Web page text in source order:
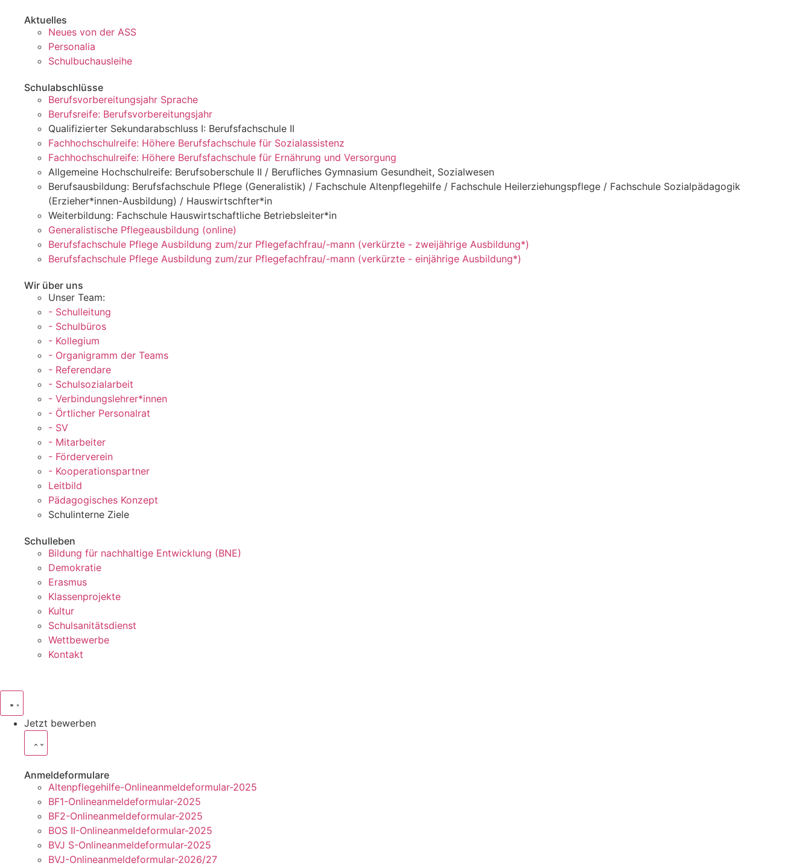
Aktuelles
Neues von der ASS
Personalia
Schulbuchausleihe
Schulabschlüsse
Berufsvorbereitungsjahr Sprache
Berufsreife: Berufsvorbereitungsjahr
Qualifizierter Sekundarabschluss I: Berufsfachschule II
Fachhochschulreife: Höhere Berufsfachschule für Sozialassistenz
Fachhochschulreife: Höhere Berufsfachschule für Ernährung und Versorgung
Allgemeine Hochschulreife: Berufsoberschule II / Berufliches Gymnasium Gesundheit, Sozialwesen
Berufsausbildung: Berufsfachschule Pflege (Generalistik) / Fachschule Altenpflegehilfe / Fachschule Heilerziehungspflege / Fachschule Sozialpädagogik
(Erzieher*innen-Ausbildung) / Hauswirtschfter*in
Weiterbildung: Fachschule Hauswirtschaftliche Betriebsleiter*in
Generalistische Pflegeausbildung (online)
Berufsfachschule Pflege Ausbildung zum/zur Pflegefachfrau/-mann (verkürzte - zweijährige Ausbildung*)
Berufsfachschule Pflege Ausbildung zum/zur Pflegefachfrau/-mann (verkürzte - einjährige Ausbildung*)
Wir über uns
Unser Team:
- Schulleitung
- Schulbüros
- Kollegium
- Organigramm der Teams
- Referendare
- Schulsozialarbeit
- Verbindungslehrer*innen
- Örtlicher Personalrat
- SV
- Mitarbeiter
- Förderverein
- Kooperationspartner
Leitbild
Pädagogisches Konzept
Schulinterne Ziele
Schulleben
Bildung für nachhaltige Entwicklung (BNE)
Demokratie
Erasmus
Klassenprojekte
Kultur
Schulsanitätsdienst
Wettbewerbe
Kontakt
Jetzt bewerben
Anmeldeformulare
Altenpflegehilfe-Onlineanmeldeformular-2025
BF1-Onlineanmeldeformular-2025
BF2-Onlineanmeldeformular-2025
BOS II-Onlineanmeldeformular-2025
BVJ S-Onlineanmeldeformular-2025
BVJ-Onlineanmeldeformular-2026/27